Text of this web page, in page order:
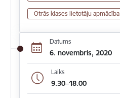
Otrās klases lietotāju apmācība
Datums
6. novembris, 2020
Laiks
9.30–18.00